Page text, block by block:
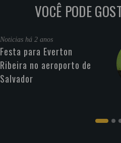
VOCÊ PODE
Noticias há 2 anos
Festa para Everton
Ribeira no aeroporto de
Salvador